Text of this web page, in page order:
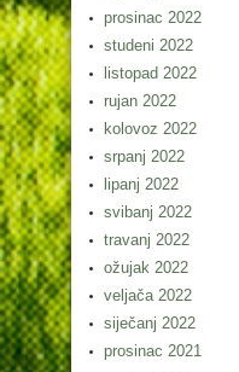
prosinac 2022
studeni 2022
listopad 2022
rujan 2022
kolovoz 2022
srpanj 2022
lipanj 2022
svibanj 2022
travanj 2022
ožujak 2022
veljača 2022
siječanj 2022
prosinac 2021